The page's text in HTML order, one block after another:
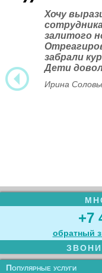
Хочу
залитого
забрали
Дети
Ирина
+7
обратный
Популярные услуги